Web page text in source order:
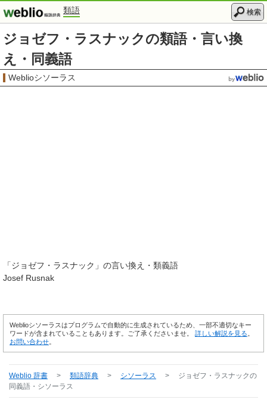
類語 検索
ジョゼフ・ラスナックの類語・言い換
え・同義語
Weblioシソーラス
「ジョゼフ・ラスナック 」の言い換え・類義語
Josef Rusnak
Weblioシソーラスはプログラムで自動的に生成されているため、一部不適切なキー
ワードが含まれていることもあります。ご了承くださいませ。 詳しい解説を見る
お問い合わせ
Weblio 辞書 > 類語辞典 > シソーラス > ジョゼフ・ラスナックの
同義語・シソーラス